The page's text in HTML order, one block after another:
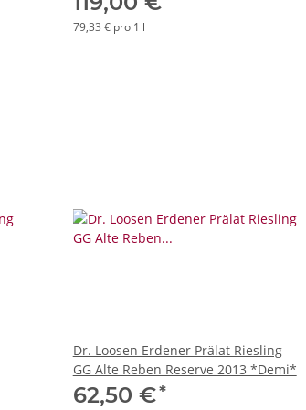
79,33 € pro 1 l
Dr. Loosen Erdener Prälat Riesling
GG Alte Reben Reserve 2013 *Demi*
62,50 €*